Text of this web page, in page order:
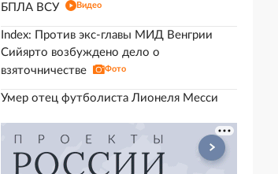
БПЛА ВСУ
Видео
Index: Против экс-главы МИД Венгрии
Сийярто возбуждено дело о
взяточничестве
Фото
Умер отец футболиста Лионеля Месси